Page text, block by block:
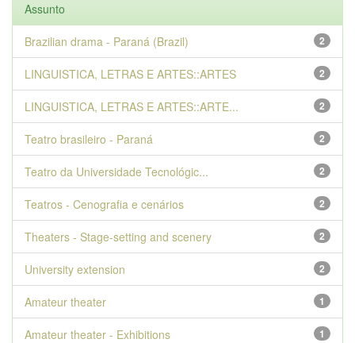
Assunto
2
Brazilian drama - Paraná (Brazil)
2
LINGUISTICA, LETRAS E ARTES::ARTES
2
LINGUISTICA, LETRAS E ARTES::ARTE...
2
Teatro brasileiro - Paraná
2
Teatro da Universidade Tecnológic...
2
Teatros - Cenografia e cenários
2
Theaters - Stage-setting and scenery
2
University extension
1
Amateur theater
1
Amateur theater - Exhibitions